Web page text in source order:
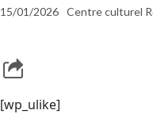
15/01/2026 Centre culturel
[wp_ulike]